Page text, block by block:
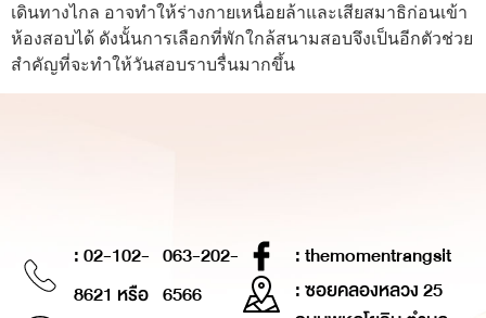
เดินทางไกล อาจทำให้ร่างกายเหนื่อยล้าและเสียสมาธิก่อนเข้า
ห้องสอบได้ ดังนั้นการเลือกที่พักใกล้สนามสอบจึงเป็นอีกตัวช่วย
สำคัญที่จะทำให้วันสอบราบรื่นมากขึ้น
: 02-102-
8621 หรือ
063-202-
6566
: themomentrangsit
: ซอยคลองหลวง 25